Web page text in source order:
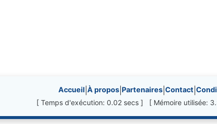
links, etc.
Accueil À propos Partenaires Contact
[ Temps d'exécution: 0.02 secs ] [ Mémoire utilisée: